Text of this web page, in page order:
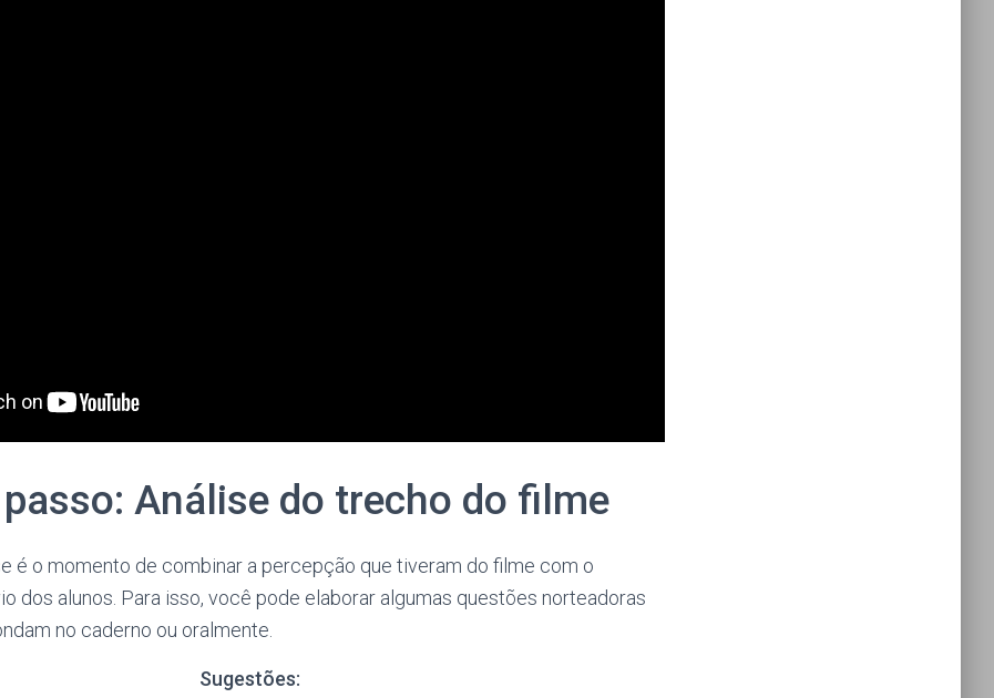
Análise do trecho do filme
é o momento de combinar a percepção que tiveram do filme com o
dos alunos. Para isso, você pode elaborar algumas questões norteadoras
no caderno ou oralmente.
Sugestões: